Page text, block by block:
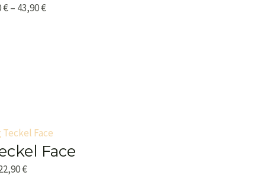
€– 43,90€
Face
€